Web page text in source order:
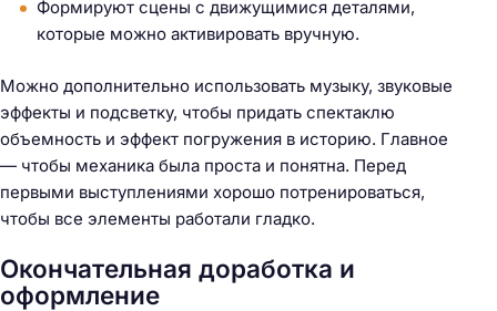
Формируют сцены с движущимися деталями,
которые можно активировать вручную.
Можно дополнительно использовать музыку, звуковые
эффекты и подсветку, чтобы придать спектаклю
объемность и эффект погружения в историю. Главное
— чтобы механика была проста и понятна. Перед
первыми выступлениями хорошо потренироваться,
чтобы все элементы работали гладко.
Окончательная доработка и
оформление